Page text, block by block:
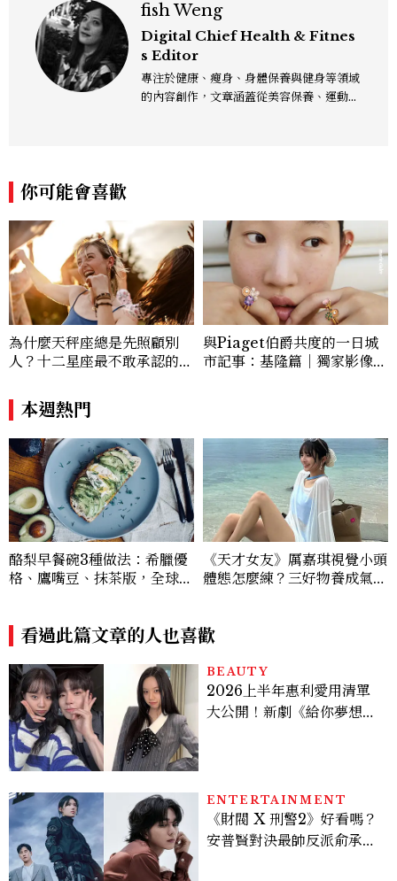
fish Weng
Digital Chief Health & Fitnes
s Editor
專注於健康、瘦身、身體保養與健身等領域
的內容創作，文章涵蓋從美容保養、運動健
你可能會喜歡
為什麼天秤座總是先照顧別
人？十二星座最不敢承認的一
差，回家之後想很久
與Piaget伯爵共度的一日城
市記事：基隆篇｜獨家影像故
本週熱門
酪梨早餐碗3種做法：希臘優
格、鷹嘴豆、抹茶版，全球C
《天才女友》厲嘉琪視覺小頭
體態怎麼練？三好物養成氣血
看過此篇文章的人也喜歡
BEAUTY
2026上半年惠利愛用清單
大公開！新劇《給你夢想》
ENTERTAINMENT
《財閥 X 刑警2》好看嗎？
安普賢對決最帥反派俞承